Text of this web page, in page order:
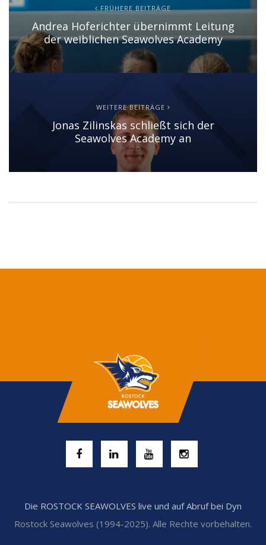
FRÜHERE BEITRÄGE
Andrea Hoferichter übernimmt Leitung
der weiblichen Seawolves Academy
WEITERE BEITRÄGE
Jonas Zilinskas schließt sich der
Seawolves Academy an
Die ROSTOCK SEAWOLVES live und auf Abruf bei Dyn
Rostock Seawolves (1994-2025). Alle Rechte vorbehalten.